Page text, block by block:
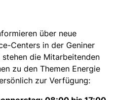
über neue
Centers in der Geniner
die Mitarbeitenden
zu den Themen Energie
zur Verfügung: